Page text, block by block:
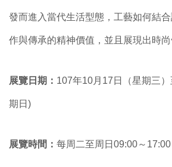
發而進入當代生活型態，工藝如何結
作與傳承的精神價值，並且展現出時尚
展覽日期： 107年10月17日（星期三
期日)
展覽時間： 每周二至周日09:00～